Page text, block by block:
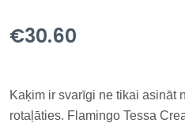
€30.60
Kaķim ir svarīgi ne tikai asināt
rotaļāties. Flamingo Tessa